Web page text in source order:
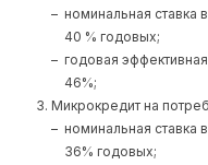
номинальная ставка
40 % годовых;
годовая
46%;
Микрокредит на
номинальная ставка
36% годовых;